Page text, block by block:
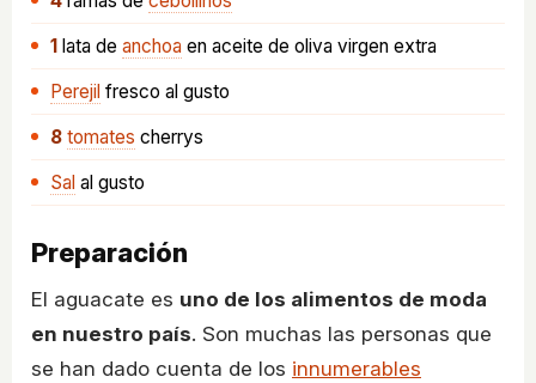
1 lata de anchoa en aceite de oliva virgen extra
Perejil fresco al gusto
8 tomates cherrys
Sal al gusto
Preparación
El aguacate es uno de los alimentos de moda
en nuestro país. Son muchas las personas que
se han dado cuenta de los innumerables